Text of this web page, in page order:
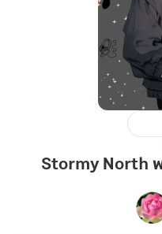
Stormy
พลิก
Stormy North